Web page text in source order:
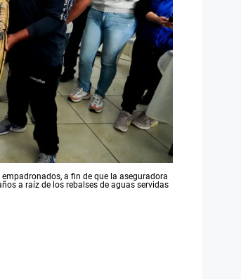
a fin de que la aseguradora
a raíz de los rebalses de aguas servidas